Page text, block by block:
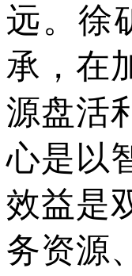
远。徐
承，在
源盘活
心是以
效益是
务资源